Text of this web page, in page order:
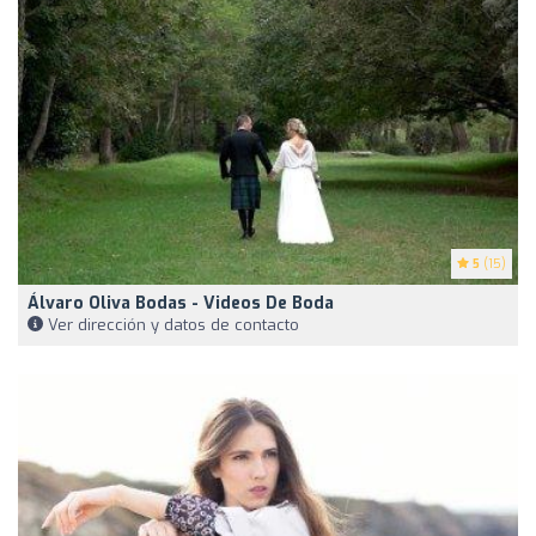
5 (15)
Álvaro Oliva Bodas - Videos De Boda
Ver dirección y datos de contacto